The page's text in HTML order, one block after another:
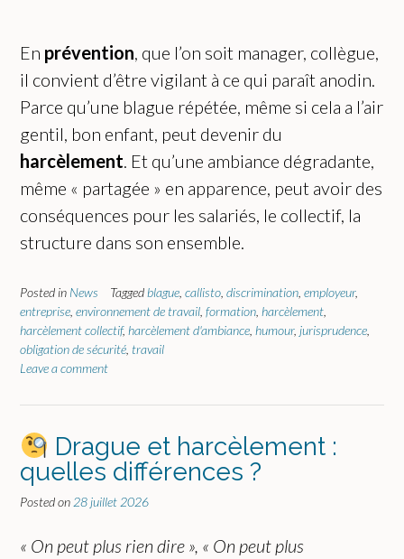
En prévention, que l’on soit manager, collègue,
il convient d’être vigilant à ce qui paraît anodin.
Parce qu’une blague répétée, même si cela a l’air
gentil, bon enfant, peut devenir du
harcèlement. Et qu’une ambiance dégradante,
même « partagée » en apparence, peut avoir des
conséquences pour les salariés, le collectif, la
structure dans son ensemble.
Posted in News Tagged blague callisto discrimination employeur,
entreprise environnement de travail formation harcèlement
harcèlement collectif, harcèlement d'ambiance humour, jurisprudence
obligation de sécurité travail
Leave a comment
Drague et harcèlement :
quelles différences ?
Posted on 28 juillet 2026
« On peut plus rien dire », « On peut plus